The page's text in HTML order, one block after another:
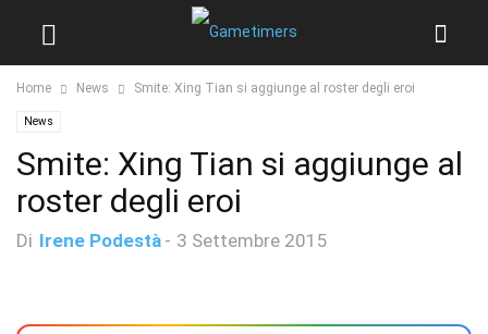
Home News Smite: Xing Tian si aggiunge al roster degli eroi
News
Smite: Xing Tian si aggiunge al
roster degli eroi
Di Irene Podestà - 3 Settembre 2015